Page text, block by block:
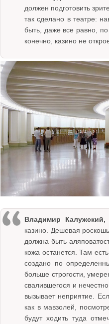
должен подготовить
так сделано в театре:
быть, даже все равно,
конечно, казино не
Владимир
казино. Дешевая
должна быть
кожа останется. Там
создано по
больше строгости,
свалившегося и
вызывает неприятие.
как в мавзолей,
будут ходить туда